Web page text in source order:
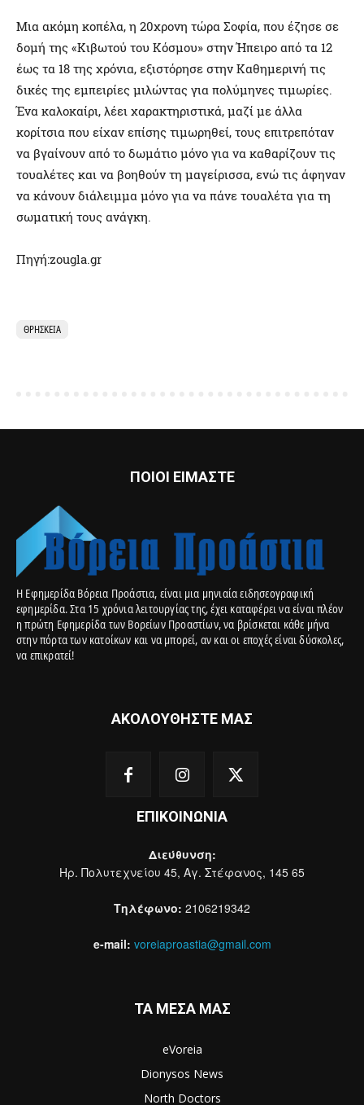
Μια ακόμη κοπέλα, η 20χρονη τώρα Σοφία, που έζησε σε
δομή της «Κιβωτού του Κόσμου» στην Ήπειρο από τα 12
έως τα 18 της χρόνια, εξιστόρησε στην Καθημερινή τις
δικές της εμπειρίες μιλώντας για πολύμηνες τιμωρίες.
Ένα καλοκαίρι, λέει χαρακτηριστικά, μαζί με άλλα
κορίτσια που είχαν επίσης τιμωρηθεί, τους επιτρεπόταν
να βγαίνουν από το δωμάτιο μόνο για να καθαρίζουν τις
τουαλέτες και να βοηθούν τη μαγείρισσα, ενώ τις άφηναν
να κάνουν διάλειμμα μόνο για να πάνε τουαλέτα για τη
σωματική τους ανάγκη.
Πηγή:zougla.gr
ΘΡΗΣΚΕΊΑ
ΠΟΙΟΙ ΕΙΜΑΣΤΕ
Η Εφημερίδα Βόρεια Προάστια, είναι μια μηνιαία ειδησεογραφική
εφημερίδα. Στα 15 χρόνια λειτουργίας της, έχει καταφέρει να είναι πλέον
η πρώτη Εφημερίδα των Βορείων Προαστίων, να βρίσκεται κάθε μήνα
στην πόρτα των κατοίκων και να μπορεί, αν και οι εποχές είναι δύσκολες,
να επικρατεί!
ΑΚΟΛΟΥΘΗΣΤΕ ΜΑΣ
ΕΠΙΚΟΙΝΩΝΙΑ
Διεύθυνση:
Ηρ. Πολυτεχνείου 45, Αγ. Στέφανος, 145 65
Τηλέφωνο: 2106219342
e-mail: voreiaproastia@gmail.com
ΤΑ ΜΕΣΑ ΜΑΣ
eVoreia
Dionysos News
North Doctors